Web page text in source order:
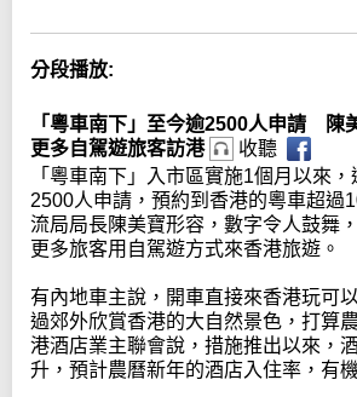
分段播放:
「粵車南下」至今逾2500人申請 陳
更多自駕遊旅客訪港
收聽
「粵車南下」入市區實施1個月以來
2500人申請，預約到香港的粵車超過
流局局長陳美寶形容，數字令人鼓舞
更多旅客用自駕遊方式來香港旅遊。
有內地車主說，開車直接來香港玩可
過郊外欣賞香港的大自然景色，打算
港酒店業主聯會說，措施推出以來，
升，預計農曆新年的酒店入住率，有